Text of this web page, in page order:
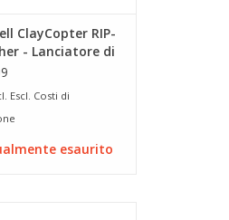
ClayCopter RIP-
- Lanciatore di
argilla
Escl. Costi di
esaurito